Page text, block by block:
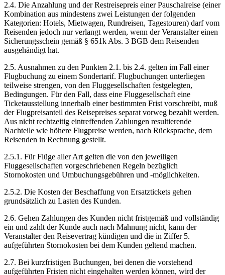
2.4. Die Anzahlung und der Restreisepreis einer Pauschalreise (einer
Kombination aus mindestens zwei Leistungen der folgenden
Kategorien: Hotels, Mietwagen, Rundreisen, Tagestouren) darf vom
Reisenden jedoch nur verlangt werden, wenn der Veranstalter einen
Sicherungsschein gemäß § 651k Abs. 3 BGB dem Reisenden
ausgehändigt hat.
2.5. Ausnahmen zu den Punkten 2.1. bis 2.4. gelten im Fall einer
Flugbuchung zu einem Sondertarif. Flugbuchungen unterliegen
teilweise strengen, von den Fluggesellschaften festgelegten,
Bedingungen. Für den Fall, dass eine Fluggesellschaft eine
Ticketausstellung innerhalb einer bestimmten Frist vorschreibt, muß
der Flugpreisanteil des Reisepreises separat vorweg bezahlt werden.
Aus nicht rechtzeitig eintreffenden Zahlungen resultierende
Nachteile wie höhere Flugpreise werden, nach Rücksprache, dem
Reisenden in Rechnung gestellt.
2.5.1. Für Flüge aller Art gelten die von den jeweiligen
Fluggesellschaften vorgeschriebenen Regeln bezüglich
Stornokosten und Umbuchungsgebühren und -möglichkeiten.
2.5.2. Die Kosten der Beschaffung von Ersatztickets gehen
grundsätzlich zu Lasten des Kunden.
2.6. Gehen Zahlungen des Kunden nicht fristgemäß und vollständig
ein und zahlt der Kunde auch nach Mahnung nicht, kann der
Veranstalter den Reisevertrag kündigen und die in Ziffer 5.
aufgeführten Stornokosten bei dem Kunden geltend machen.
2.7. Bei kurzfristigen Buchungen, bei denen die vorstehend
aufgeführten Fristen nicht eingehalten werden können, wird der